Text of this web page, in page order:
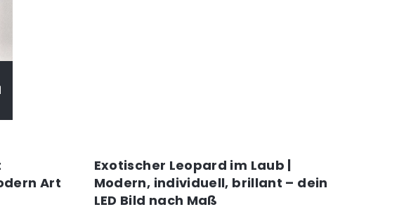
Art
Exotischer Leopard im Laub |
Modern, individuell, brillant – dein
LED Bild nach Maß